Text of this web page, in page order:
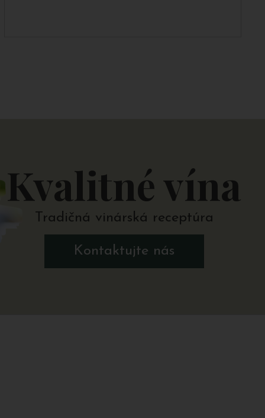
Kvalitné vína
Tradičná vinárská receptúra
Kontaktujte nás